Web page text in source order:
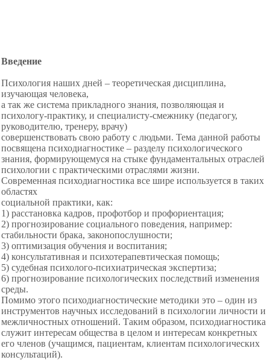
Введение
Психология наших дней – теоретическая дисциплина,
изучающая человека,
а так же система прикладного знания, позволяющая и
психологу-практику, и специалисту-смежнику (педагогу,
руководителю, тренеру, врачу)
совершенствовать свою работу с людьми. Тема данной работы
посвящена психодиагностике – разделу психологического
знания, формирующемуся на стыке фундаментальных отраслей
психологии с практическими отраслями жизни.
Современная психодиагностика все шире используется в таких
областях
социальной практики, как:
1) расстановка кадров, профотбор и профориентация;
2) прогнозирование социального поведения, например:
стабильности брака, законопослушности;
3) оптимизация обучения и воспитания;
4) консультативная и психотерапевтическая помощь;
5) судебная психолого-психиатрическая экспертиза;
6) прогнозирование психологических последствий изменения
среды.
Помимо этого психодиагностические методики это – один из
инструментов научных исследований в психологии личности и
межличностных отношений. Таким образом, психодиагностика
служит интересам общества в целом и интересам конкретных
его членов (учащимся, пациентам, клиентам психологических
консультаций).